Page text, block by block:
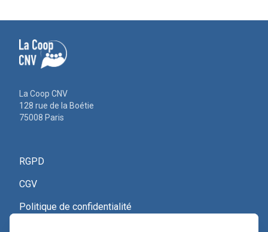
La Coop CNV
128 rue de la Boétie
75008 Paris
RGPD
CGV
Politique de confidentialité